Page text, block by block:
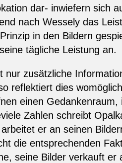
dar- inwiefern sich
nach Wessely das
in den Bildern
tägliche Leistung an.
nur zusätzliche
reflektiert dies
einen
Zahlen schreibt
er an seinen
die entsprechenden
seine Bilder verkauft